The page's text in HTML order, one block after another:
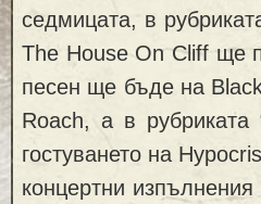
седмицата, в
The House On Cliff ще
песен ще бъде на
Roach, a в рубриката
гостуването на
концертни изпълнения